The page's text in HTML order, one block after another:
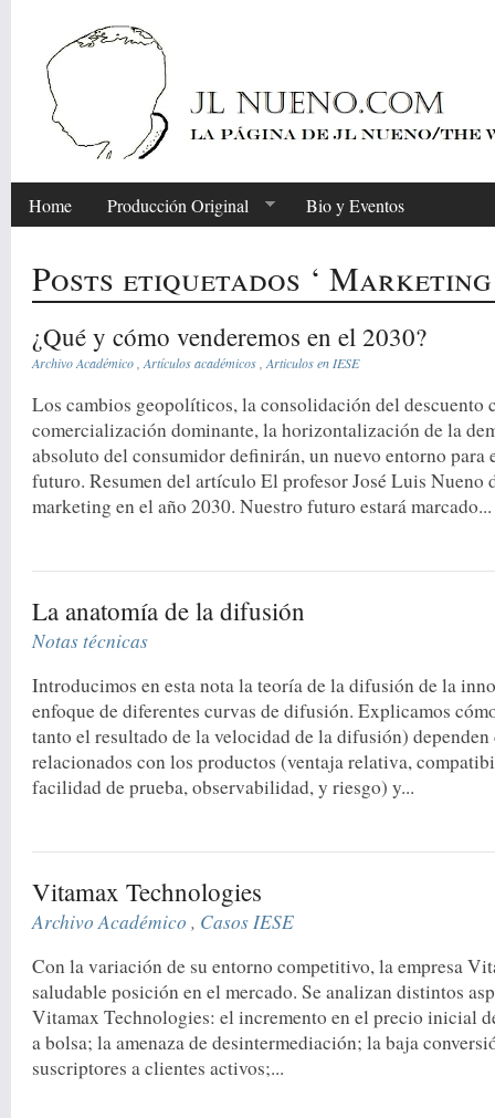
Home Producción Original Bio y Eventos
Posts etiquetados ‘ Marketing
¿Qué y cómo venderemos en el 2030?
Archivo Académico ,Artículos académicos ,Articulos en IESE
Los cambios geopolíticos, la consolidación del descuento
comercialización dominante, la horizontalización de la
absoluto del consumidor definirán, un nuevo entorno para
futuro. Resumen del artículo El profesor José Luis Nueno
marketing en el año 2030. Nuestro futuro estará marcado...
La anatomía de la difusión
Notas técnicas
Introducimos en esta nota la teoría de la difusión de la
enfoque de diferentes curvas de difusión. Explicamos
tanto el resultado de la velocidad de la difusión) dependen
relacionados con los productos (ventaja relativa,
facilidad de prueba, observabilidad, y riesgo) y...
Vitamax Technologies
Archivo Académico , Casos IESE
Con la variación de su entorno competitivo, la empresa
saludable posición en el mercado. Se analizan distintos
Vitamax Technologies: el incremento en el precio inicial
a bolsa; la amenaza de desintermediación; la baja
suscriptores a clientes activos;...